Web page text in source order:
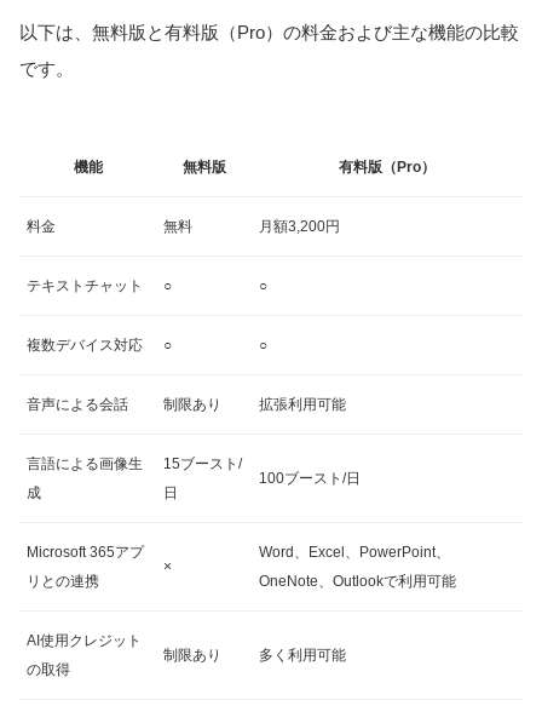
以下は、無料版と有料版（Pro）の料金および主な機能の比較
です。
機能 無料版 有料版（Pro）
料金 無料 月額3,200円
テキストチャット ○ ○
複数デバイス対応 ○ ○
音声による会話 制限あり 拡張利用可能
言語による画像生
成
15ブースト/
日
100ブースト/日
Microsoft 365アプ
リとの連携
×
Word、Excel、PowerPoint、
OneNote、Outlookで利用可能
AI使用クレジット
の取得
制限あり 多く利用可能